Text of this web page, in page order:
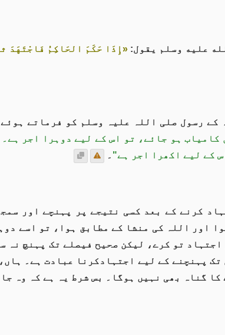
عليه وسلم يقول:«إِذَا حَكَمَ الحَاكِمُ فَاجْتَهَدَ
رسول صلی اللہ علیہ وسلم کو فرماتے
ہو جائے، تو اس کے لیے دوہرا اجر
کے لیے اکھرا اجر ہے" ۔
کرنے کے بعد کسی نتیجے پر پہنچے اور
اور اللہ کی منشا کے مطابق ہوا، تو اسے
تو کرے، لیکن صحیح فیصلے تک پہنچ نہ
پہنچنے کے لیے اجتہادکرنا عبادت ہے۔
گناہ بھی نہیں ہوگا۔ بس شرط یہ ہے کہ وہ